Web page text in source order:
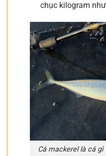
chục kilogram
Cá mackerel là cá